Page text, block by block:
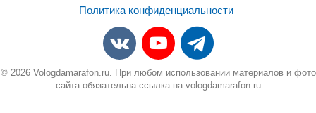
Политика конфиденциальности
© 2026 Vologdamarafon.ru. При любом использовании материалов и фото
сайта обязательна ссылка на vologdamarafon.ru